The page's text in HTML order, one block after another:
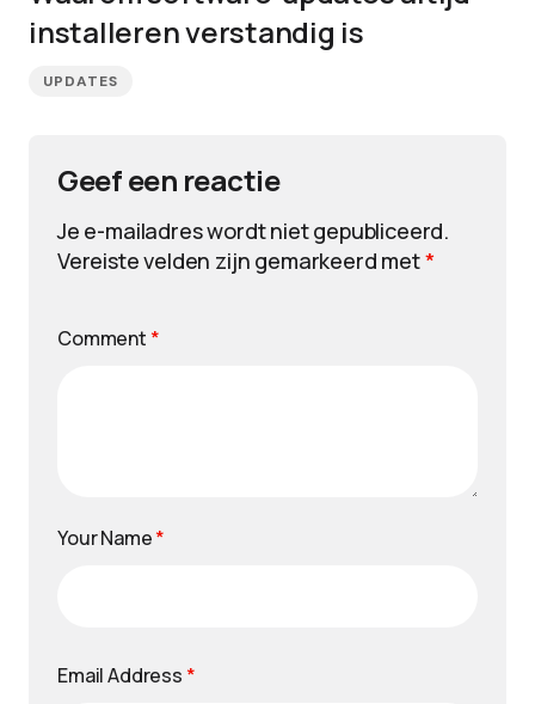
installeren verstandig is
UPDATES
Geef een reactie
Je e-mailadres wordt niet gepubliceerd.
Vereiste velden zijn gemarkeerd met*
Comment *
Your Name*
Email Address *